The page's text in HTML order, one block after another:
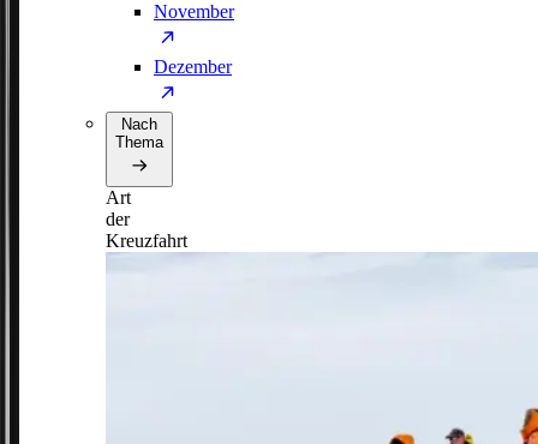
November
Dezember
Nach
Thema
Art
der
Kreuzfahrt